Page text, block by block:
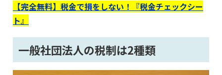
【完全無料】税金で損をしない！『税金チェックシー
ト』
一般社団法人の税制は2種類